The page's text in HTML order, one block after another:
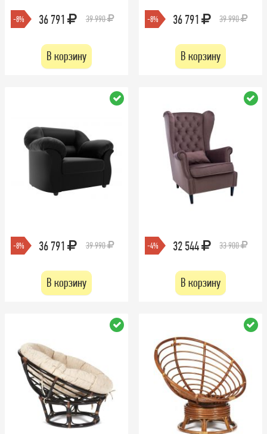
-8% 36 791 39 990
В корзину
-8% 36 791 39 990
В корзину
-8% 36 791 39 990
В корзину
-4% 32 544 33 900
В корзину